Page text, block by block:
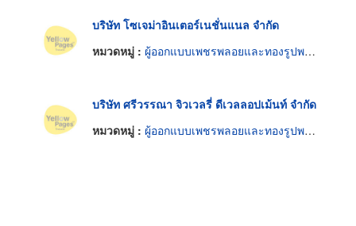
บริษัท โซเจม่าอินเตอร์เนชั่นแนล จำกัด
หมวดหมู่ : ผู้ออกแบบเพชรพลอยและทองรูปพรรณ
บริษัท ศรีวรรณา จิวเวลรี่ ดีเวลลอปเม้นท์ จำกัด
หมวดหมู่ : ผู้ออกแบบเพชรพลอยและทองรูปพรรณ